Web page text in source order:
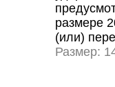
размере
(или)
Размер: